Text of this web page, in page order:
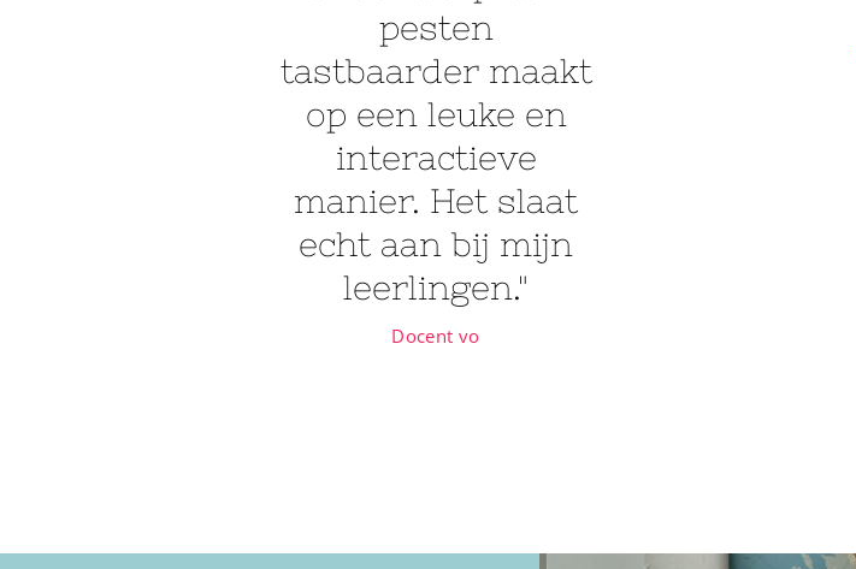
pesten
tastbaarder maakt
op een leuke en
interactieve
manier. Het slaat
echt aan bij mijn
leerlingen."
Docent vo